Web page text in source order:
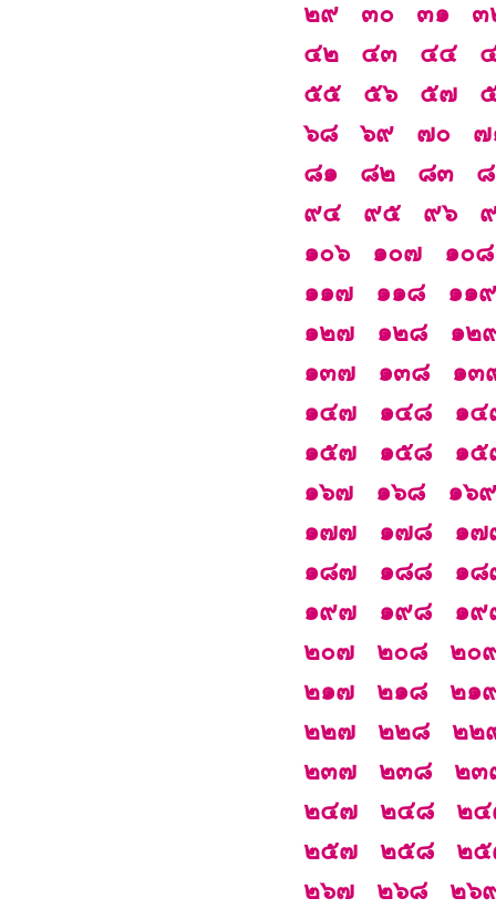
๒๙
๓๐ ๓๑
๓
๔๒
๔๓ ๔๔
๕๕
๕๖ ๕๗
๖๘
๖๙ ๗๐
๗
๘๑
๘๒ ๘๓
๙๔
๙๕ ๙๖
๑๐๖
๑๐๗
๑๐๘
๑๑๗
๑๑๘
๑๑๙
๑๒๗
๑๒๘
๑๒
๑๓๗
๑๓๘
๑๓
๑๔๗
๑๔๘
๑๔
๑๕๗
๑๕๘
๑๕
๑๖๗
๑๖๘
๑๖๙
๑๗๗
๑๗๘
๑๗
๑๘๗
๑๘๘
๑๘
๑๙๗
๑๙๘
๑๙
๒๐๗
๒๐๘
๒๐
๒๑๗
๒๑๘
๒๑
๒๒๗
๒๒๘
๒๒
๒๓๗
๒๓๘
๒๓
๒๔๗
๒๔๘
๒
๒๕๗
๒๕๘
๒
๒๖๗
๒๖๘
๒๖